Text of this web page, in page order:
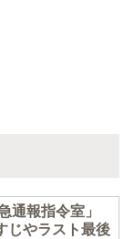
通報指令室」
じやラスト最後